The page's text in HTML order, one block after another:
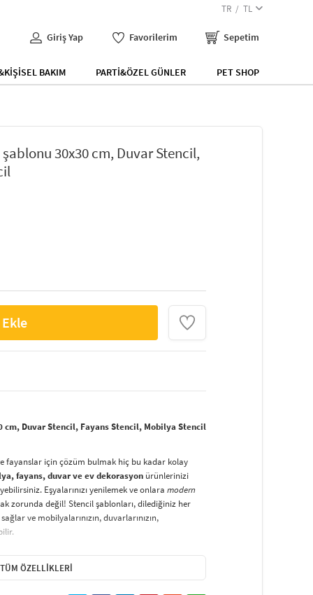
TR TL
Giriş Yap Favorilerim Sepetim
BAKIM PARTİ&ÖZEL GÜNLER PET SHOP
30x30 cm, Duvar Stencil,
cm, Duvar Stencil, Fayans Stencil, Mobilya Stencil
fayanslar için çözüm bulmak hiç bu kadar kolay
fayans, duvar ve ev dekorasyon ürünlerinizi
Eşyalarınızı yenilemek ve onlara modern
zorunda değil! Stencil şablonları, dilediğiniz her
sağlar ve mobilyalarınızın, duvarlarınızın,
Evinizi, kişisel zevkinizle özelleştirebilir
El işi ve ev dekorasyonusevenler için stencil,
ÖZELLIKLERI